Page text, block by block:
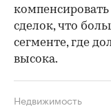
сделок, что
сегменте, где
высока.
Недвижимость